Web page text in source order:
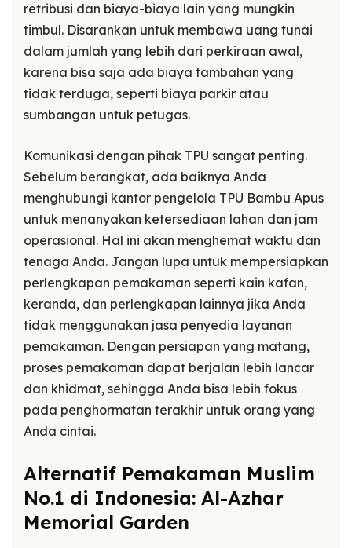
retribusi dan biaya-biaya lain yang mungkin
timbul. Disarankan untuk membawa uang tunai
dalam jumlah yang lebih dari perkiraan awal,
karena bisa saja ada biaya tambahan yang
tidak terduga, seperti biaya parkir atau
sumbangan untuk petugas.
Komunikasi dengan pihak TPU sangat penting.
Sebelum berangkat, ada baiknya Anda
menghubungi kantor pengelola TPU Bambu Apus
untuk menanyakan ketersediaan lahan dan jam
operasional. Hal ini akan menghemat waktu dan
tenaga Anda. Jangan lupa untuk mempersiapkan
perlengkapan pemakaman seperti kain kafan,
keranda, dan perlengkapan lainnya jika Anda
tidak menggunakan jasa penyedia layanan
pemakaman. Dengan persiapan yang matang,
proses pemakaman dapat berjalan lebih lancar
dan khidmat, sehingga Anda bisa lebih fokus
pada penghormatan terakhir untuk orang yang
Anda cintai.
Alternatif Pemakaman Muslim
No.1 di Indonesia: Al-Azhar
Memorial Garden